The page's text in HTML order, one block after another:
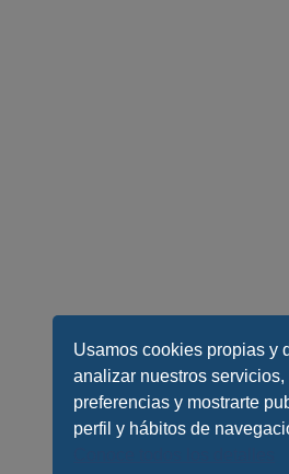
Usamos cookies propias y
analizar nuestros servicios,
preferencias y mostrarte
perfil y hábitos de